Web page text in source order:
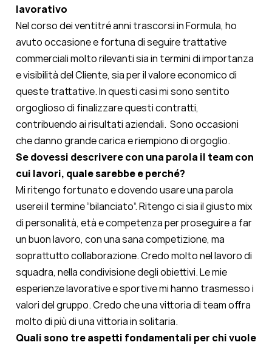
lavorativo
Nel corso dei ventitré anni trascorsi in Formula, ho
avuto occasione e fortuna di seguire trattative
commerciali molto rilevanti sia in termini di importanza
e visibilità del Cliente, sia per il valore economico di
queste trattative. In questi casi mi sono sentito
orgoglioso di finalizzare questi contratti,
contribuendo ai risultati aziendali. Sono occasioni
che danno grande carica e riempiono di orgoglio.
Se dovessi descrivere con una parola il team con
cui lavori, quale sarebbe e perché?
Mi ritengo fortunato e dovendo usare una parola
userei il termine “bilanciato”. Ritengo ci sia il giusto mix
di personalità, età e competenza per proseguire a far
un buon lavoro, con una sana competizione, ma
soprattutto collaborazione. Credo molto nel lavoro di
squadra, nella condivisione degli obiettivi. Le mie
esperienze lavorative e sportive mi hanno trasmesso i
valori del gruppo. Credo che una vittoria di team offra
molto di più di una vittoria in solitaria.
Quali sono tre aspetti fondamentali per chi vuole